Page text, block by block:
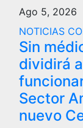
Ago 5, 2026
NOTICIAS
Sin
dividirá
Sector
nuevo